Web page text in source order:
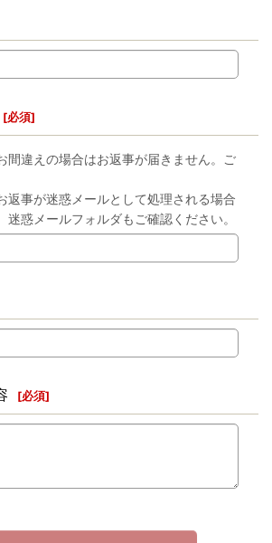
[必須]
間違えの場合はお返事が届きません。ご
返事が迷惑メールとして処理される場合
迷惑メールフォルダもご確認ください。
[必須]